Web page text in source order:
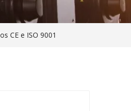
CE e ISO 9001